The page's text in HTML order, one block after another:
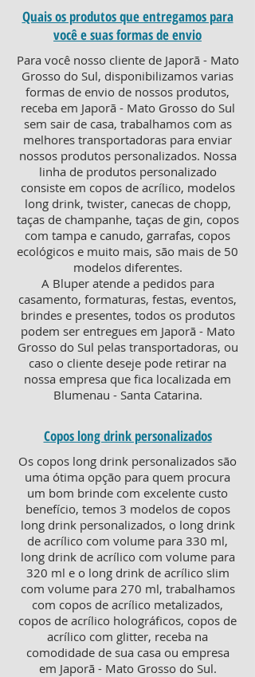
Para você nosso cliente de Japorã - Mato
Grosso do Sul, disponibilizamos varias
formas de envio de nossos produtos,
receba em Japorã - Mato Grosso do Sul
sem sair de casa, trabalhamos com as
melhores transportadoras para enviar
nossos produtos personalizados. Nossa
linha de produtos personalizado
consiste em copos de acrílico, modelos
long drink, twister, canecas de chopp,
taças de champanhe, taças de gin, copos
com tampa e canudo, garrafas, copos
ecológicos e muito mais, são mais de 50
modelos diferentes.
A Bluper atende a pedidos para
casamento, formaturas, festas, eventos,
brindes e presentes, todos os produtos
podem ser entregues em Japorã - Mato
Grosso do Sul pelas transportadoras, ou
caso o cliente deseje pode retirar na
nossa empresa que fica localizada em
Blumenau - Santa Catarina.
Quais os produtos que entregamos para
você e suas formas de envio
Copos long drink personalizados
Os copos long drink personalizados são
uma ótima opção para quem procura
um bom brinde com excelente custo
benefício, temos 3 modelos de copos
long drink personalizados, o long drink
de acrílico com volume para 330 ml,
long drink de acrílico com volume para
320 ml e o long drink de acrílico slim
com volume para 270 ml, trabalhamos
com copos de acrílico metalizados,
copos de acrílico holográficos, copos de
acrílico com glitter, receba na
comodidade de sua casa ou empresa
em Japorã - Mato Grosso do Sul.